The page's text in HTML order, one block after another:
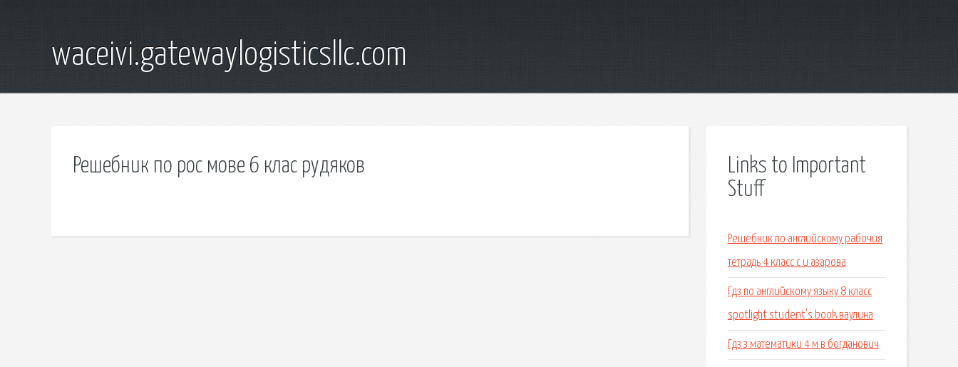
waceivi.gatewaylogisticsllc.com
Решебник по рос мове 6 клас рудяков
Links to Important
Stuff
Решебник по английскому рабочия
тетрадь 4 класс с и азарова
Гдз по английскому языку 8 класс
spotlight student's book ваулина
Гдз з математики 4 м в богданович